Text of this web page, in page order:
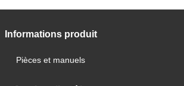
Informations produit
Pièces et manuels